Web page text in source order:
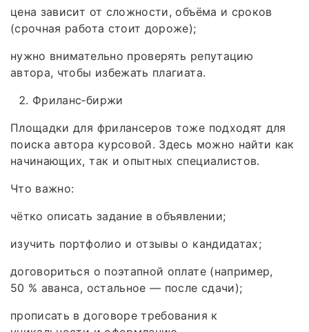
цена зависит от сложности, объёма и сроков
(срочная работа стоит дороже);
нужно внимательно проверять репутацию
автора, чтобы избежать плагиата.
Фриланс‑биржи
Площадки для фрилансеров тоже подходят для
поиска автора курсовой. Здесь можно найти как
начинающих, так и опытных специалистов.
Что важно:
чётко описать задание в объявлении;
изучить портфолио и отзывы о кандидатах;
договориться о поэтапной оплате (например,
50 % аванса, остальное — после сдачи);
прописать в договоре требования к